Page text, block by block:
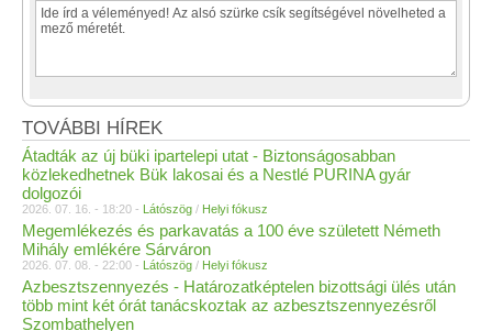
TOVÁBBI HÍREK
Átadták az új büki ipartelepi utat - Biztonságosabban
közlekedhetnek Bük lakosai és a Nestlé PURINA gyár
dolgozói
2026. 07. 16. - 18:20 - Látószög / Helyi fókusz
Megemlékezés és parkavatás a 100 éve született Németh
Mihály emlékére Sárváron
2026. 07. 08. - 22:00 - Látószög / Helyi fókusz
Azbesztszennyezés - Határozatképtelen bizottsági ülés után
több mint két órát tanácskoztak az azbesztszennyezésről
Szombathelyen